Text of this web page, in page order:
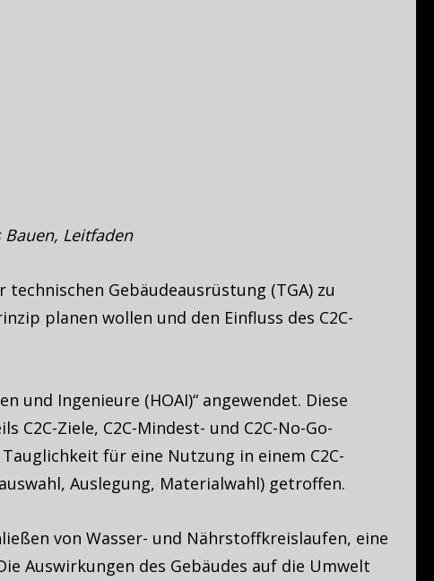
Leitfaden
Gebäudeausrüstung (TGA) zu
planen wollen und den Einfluss des C2C-
und Ingenieure (HOAI)“ angewendet. Diese
Ziele, C2C-Mindest- und C2C-No-Go-
für eine Nutzung in einem C2C-
Auslegung, Materialwahl) getroffen.
von Wasser- und Nährstoffkreislaufen, eine
Auswirkungen des Gebäudes auf die Umwelt